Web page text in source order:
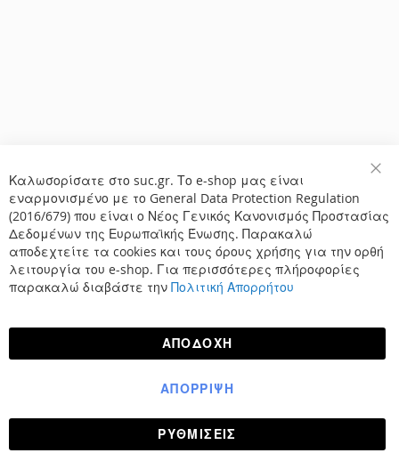
Καλωσορίσατε στο suc.gr. Το e-shop μας είναι
εναρμονισμένο με το General Data Protection Regulation
(2016/679) που είναι ο Νέος Γενικός Κανονισμός Προστασίας
Δεδομένων της Ευρωπαϊκής Ένωσης. Παρακαλώ
αποδεχτείτε τα cookies και τους όρους χρήσης για την ορθή
λειτουργία του e-shop. Για περισσότερες πλήροφορίες
παρακαλώ διαβάστε την Πολιτική Απορρήτου
ΑΠΟΔΟΧΉ
ΡΥΘΜΊΣΕΙΣ
ΑΠΌΡΡΙΨΗ